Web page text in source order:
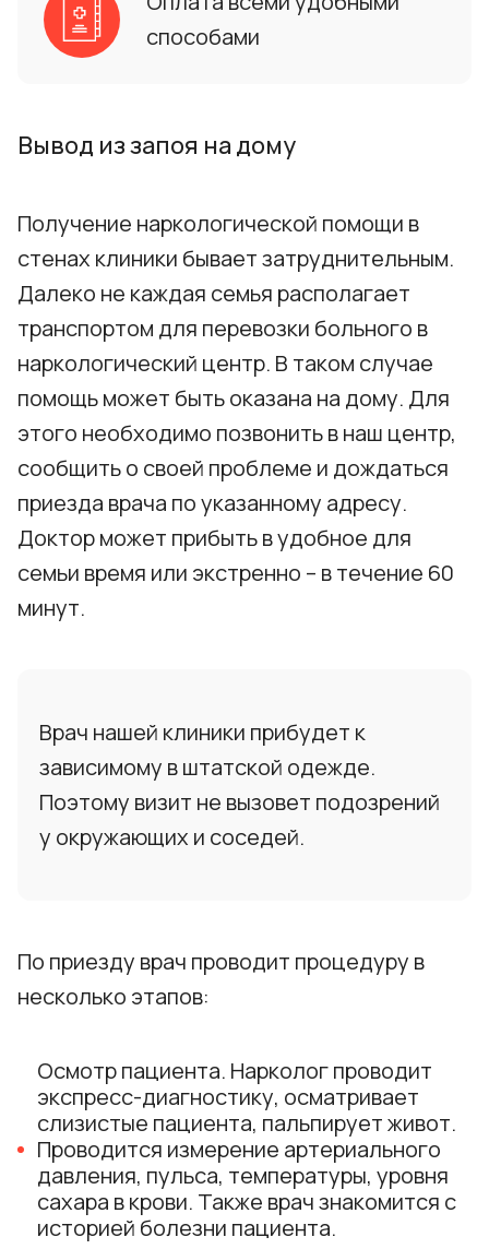
способами
Вывод из запоя на дому
Получение наркологической помощи в
стенах клиники бывает затруднительным.
Далеко не каждая семья располагает
транспортом для перевозки больного в
наркологический центр. В таком случае
помощь может быть оказана на дому. Для
этого необходимо позвонить в наш центр,
сообщить о своей проблеме и дождаться
приезда врача по указанному адресу.
Доктор может прибыть в удобное для
семьи время или экстренно – в течение 60
минут.
Врач нашей клиники прибудет к
зависимому в штатской одежде.
Поэтому визит не вызовет подозрений
у окружающих и соседей.
По приезду врач проводит процедуру в
несколько этапов:
Осмотр пациента. Нарколог проводит
экспресс-диагностику, осматривает
слизистые пациента, пальпирует живот.
Проводится измерение артериального
давления, пульса, температуры, уровня
сахара в крови. Также врач знакомится с
историей болезни пациента.